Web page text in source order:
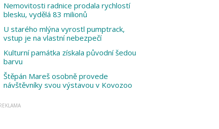
Nemovitosti radnice prodala rychlostí
blesku, vydělá 83 milionů
U starého mlýna vyrostl pumptrack,
vstup je na vlastní nebezpečí
Kulturní památka získala původní šedou
barvu
Štěpán Mareš osobně provede
návštěvníky svou výstavou v Kovozoo